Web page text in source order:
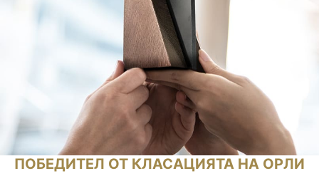
ПОБЕДИТЕЛ ОТ КЛАСАЦИЯТА НА ОРЛИ